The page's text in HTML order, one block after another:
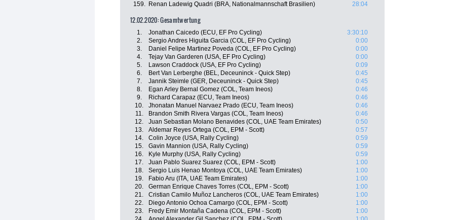
159.
Renan Ladewig Quadri (BRA, Nationalmannschaft Brasilien) 28:04
12.02.2020: Gesamtwertung
1. Jonathan Caicedo (ECU, EF Pro Cycling)
3:30:10
2.
Sergio Andres Higuita Garcia (COL, EF Pro Cycling)
0:00
3.
Daniel Felipe Martinez Poveda (COL, EF Pro Cycling)
0:00
4.
Tejay Van Garderen (USA, EF Pro Cycling)
0:00
5.
Lawson Craddock (USA, EF Pro Cycling)
0:09
6.
Bert Van Lerberghe (BEL, Deceuninck - Quick Step)
0:45
7.
Jannik Steimle (GER, Deceuninck - Quick Step)
0:45
8.
Egan Arley Bernal Gomez (COL, Team Ineos)
0:46
9.
Richard Carapaz (ECU, Team Ineos)
0:46
10.
Jhonatan Manuel Narvaez Prado (ECU, Team Ineos)
0:46
11.
Brandon Smith Rivera Vargas (COL, Team Ineos)
0:46
12.
Juan Sebastian Molano Benavides (COL, UAE Team Emirates)
0:50
13.
Aldemar Reyes Ortega (COL, EPM - Scott)
0:57
14.
Colin Joyce (USA, Rally Cycling)
0:59
15.
Gavin Mannion (USA, Rally Cycling)
0:59
16.
Kyle Murphy (USA, Rally Cycling)
0:59
17.
Juan Pablo Suarez Suarez (COL, EPM - Scott)
1:00
18.
Sergio Luis Henao Montoya (COL, UAE Team Emirates)
1:00
19.
Fabio Aru (ITA, UAE Team Emirates)
1:00
20.
German Enrique Chaves Torres (COL, EPM - Scott)
1:00
21.
Cristian Camilo Muñoz Lancheros (COL, UAE Team Emirates)
1:00
22.
Diego Antonio Ochoa Camargo (COL, EPM - Scott)
1:00
23.
Fredy Emir Montaña Cadena (COL, EPM - Scott)
1:00